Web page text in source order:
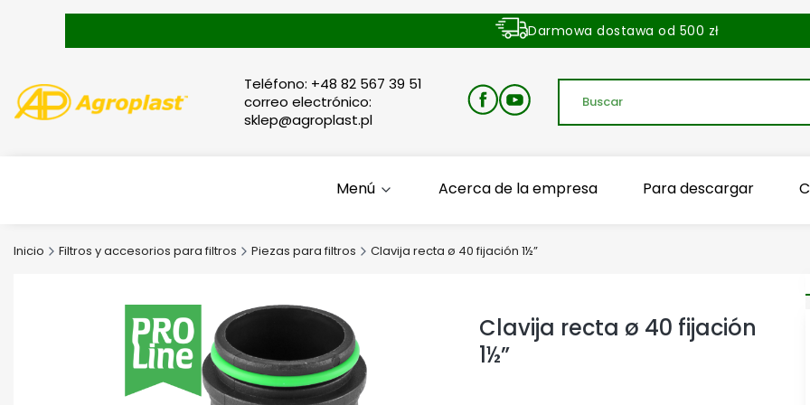
Darmowa dostawa od 500 zł
Teléfono: +48 82 567 39 51
correo electrónico:
sklep@agroplast.pl
Menú Acerca de la empresa Para descargar
Inicio Filtros y accesorios para filtros Piezas para filtros Clavija recta ø 40 fijación 1½”
Clavija recta ø 40 fijación
1½”